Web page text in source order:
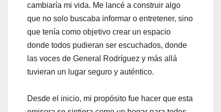
cambiaría mi vida. Me lancé a construir algo
que no solo buscaba informar o entretener, sino
que tenía como objetivo crear un espacio
donde todos pudieran ser escuchados, donde
las voces de General Rodríguez y más allá
tuvieran un lugar seguro y auténtico.
Desde el inicio, mi propósito fue hacer que esta